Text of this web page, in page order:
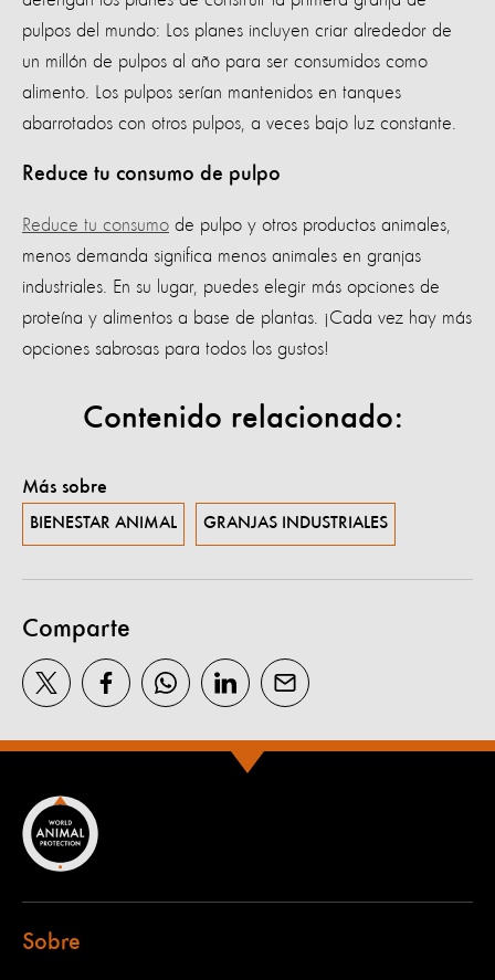
pulpos del mundo: Los planes incluyen criar alrededor de
un millón de pulpos al año para ser consumidos como
alimento. Los pulpos serían mantenidos en tanques
abarrotados con otros pulpos, a veces bajo luz constante.
Reduce tu consumo de pulpo
Reduce tu consumo de pulpo y otros productos animales,
menos demanda significa menos animales en granjas
industriales. En su lugar, puedes elegir más opciones de
proteína y alimentos a base de plantas. ¡Cada vez hay más
opciones sabrosas para todos los gustos!
Contenido relacionado:
Más sobre
BIENESTAR ANIMAL GRANJAS INDUSTRIALES
Comparte
Sobre